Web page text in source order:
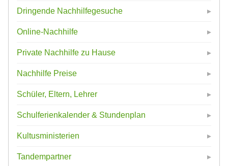
Dringende Nachhilfegesuche
Online-Nachhilfe
Private Nachhilfe zu Hause
Nachhilfe Preise
Schüler, Eltern, Lehrer
Schulferienkalender & Stundenplan
Kultusministerien
Tandempartner